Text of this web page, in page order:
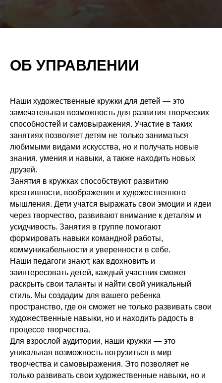
ОБ УПРАВЛЕНИИ
Наши художественные кружки для детей — это
замечательная возможность для развития творческих
способностей и самовыражения. Участие в таких
занятиях позволяет детям не только заниматься
любимыми видами искусства, но и получать новые
знания, умения и навыки, а также находить новых
друзей.
Занятия в кружках способствуют развитию
креативности, воображения и художественного
мышления. Дети учатся выражать свои эмоции и идеи
через творчество, развивают внимание к деталям и
усидчивость. Занятия в группе помогают
формировать навыки командной работы,
коммуникабельности и уверенности в себе.
Наши педагоги знают, как вдохновить и
заинтересовать детей, каждый участник сможет
раскрыть свои таланты и найти свой уникальный
стиль. Мы создадим для вашего ребенка
пространство, где он сможет не только развивать свои
художественные навыки, но и находить радость в
процессе творчества.
Для взрослой аудитории, наши кружки — это
уникальная возможность погрузиться в мир
творчества и самовыражения. Это позволяет не
только развивать свои художественные навыки, но и